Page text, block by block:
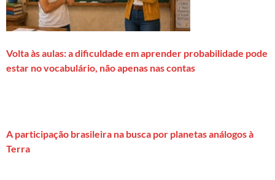
Volta às aulas: a dificuldade em aprender probabilidade pode
estar no vocabulário, não apenas nas contas
A participação brasileira na busca por planetas análogos à
Terra